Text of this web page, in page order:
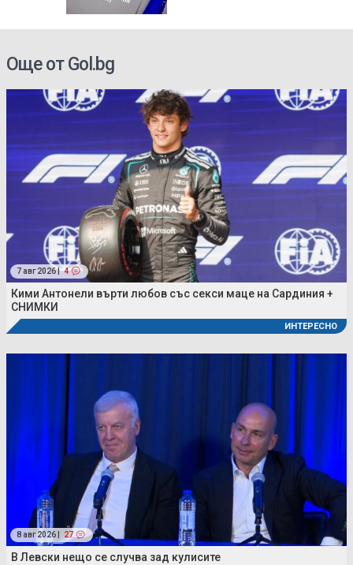
Още от Gol.bg
7 авг 2026 | 4
Кими Антонели върти любов със секси маце на Сардиния +
СНИМКИ
ИНТЕРЕСНО
8 авг 2026 | 27
В Левски нещо се случва зад кулисите